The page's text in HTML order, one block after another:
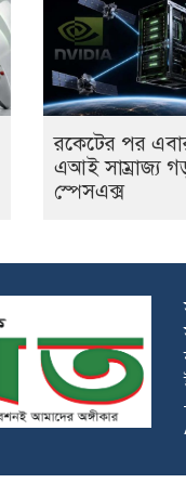
রকেটের পর
এআই সাম্রাজ্য
স্পেসএক্স